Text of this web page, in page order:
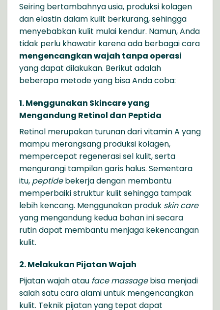
Seiring bertambahnya usia, produksi kolagen
dan elastin dalam kulit berkurang, sehingga
menyebabkan kulit mulai kendur. Namun, Anda
tidak perlu khawatir karena ada berbagai cara
mengencangkan wajah tanpa operasi
yang dapat dilakukan. Berikut adalah
beberapa metode yang bisa Anda coba:
1. Menggunakan Skincare yang
Mengandung Retinol dan Peptida
Retinol merupakan turunan dari vitamin A yang
mampu merangsang produksi kolagen,
mempercepat regenerasi sel kulit, serta
mengurangi tampilan garis halus. Sementara
itu, peptidebekerja dengan membantu
memperbaiki struktur kulit sehingga tampak
lebih kencang. Menggunakan produk skin care
yang mengandung kedua bahan ini secara
rutin dapat membantu menjaga kekencangan
kulit.
2. Melakukan Pijatan Wajah
Pijatan wajah atau face massagebisa menjadi
salah satu cara alami untuk mengencangkan
kulit. Teknik pijatan yang tepat dapat